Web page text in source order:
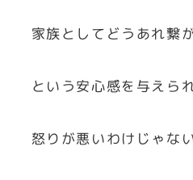
家族としてどうあれ繋
という安心感を与えられ
怒りが悪いわけじゃない